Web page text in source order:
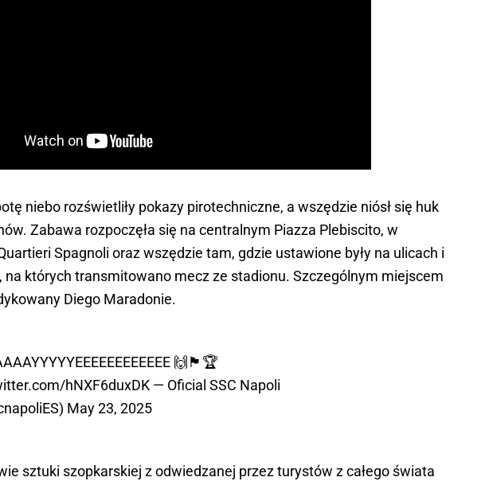
niebo rozświetliły pokazy pirotechniczne, a wszędzie niósł się huk
Zabawa rozpoczęła się na centralnym Piazza Plebiscito, w
Spagnoli oraz wszędzie tam, gdzie ustawione były na ulicach i
na których transmitowano mecz ze stadionu. Szczególnym miejscem
Diego Maradonie.
🙌🏴󠁧󠁢󠁳󠁣󠁴󠁿🏆
hNXF6duxDK — Oficial SSC Napoli
May 23, 2025
sztuki szopkarskiej z odwiedzanej przez turystów z całego świata